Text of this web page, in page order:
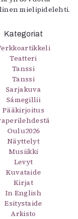
mielipidelehti.
Kategoriat
Teatteri
Tanssi
Tanssi
Sarjakuva
Sámegillii
Pääkirjoitus
Oulu2026
Näyttelyt
Musiikki
Levyt
Kuvataide
Kirjat
In English
Esitystaide
Arkisto